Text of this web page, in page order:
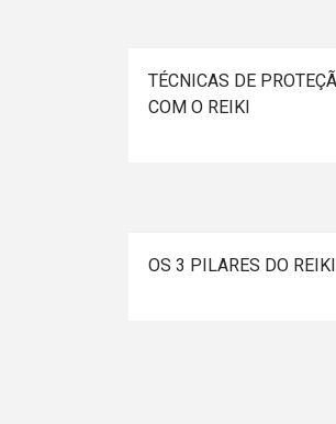
TÉCNICAS DE
COM O REIKI
OS 3 PILARES DO REIKI